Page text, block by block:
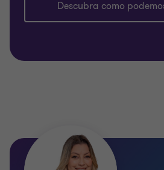
Descubra como